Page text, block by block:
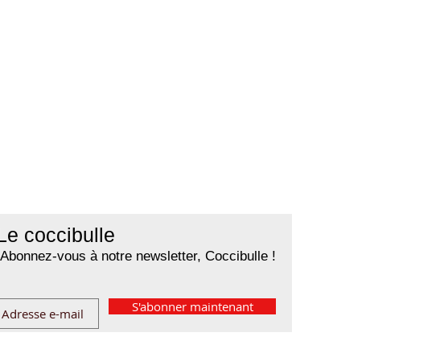
coccibulle
Abonnez-vous à notre newsletter, Coccibulle !
S'abonner maintenant